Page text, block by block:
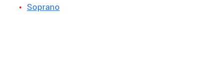
Soprano